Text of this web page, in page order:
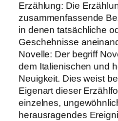
Erzählung: Die
zusammenfassende
in denen tatsächliche
Geschehnisse
Novelle: Der begriff
dem Italienischen und
Neuigkeit. Dies weist
Eigenart dieser
einzelnes,
herausragendes